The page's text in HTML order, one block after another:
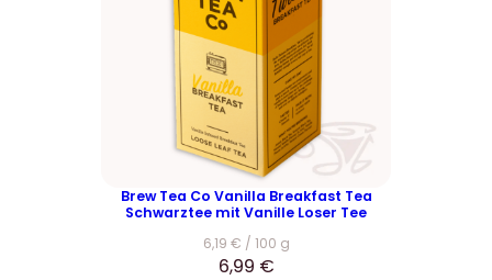
Brew Tea Co Vanilla Breakfast Tea
Schwarztee mit Vanille Loser Tee
6,19 € / 100 g
6,99 €